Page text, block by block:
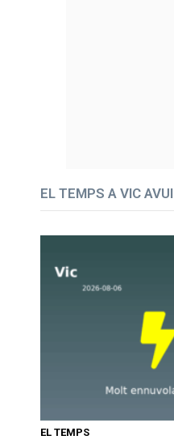
EL TEMPS A VIC AVUI
EL TEMPS